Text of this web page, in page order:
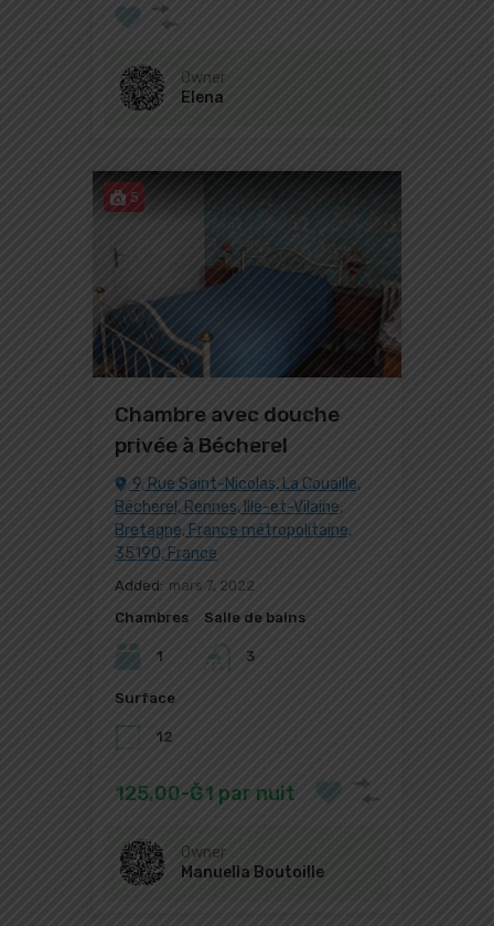
Owner
Elena
5
Chambre avec douche
privée à Bécherel
9, Rue Saint-Nicolas, La Couaille,
Bécherel, Rennes, Ille-et-Vilaine,
Bretagne, France métropolitaine,
35190, France
Added: mars 7, 2022
Chambres
1
Salle de bains
3
Surface
12
125,00-Ğ1 par nuit
Owner
Manuella Boutoille